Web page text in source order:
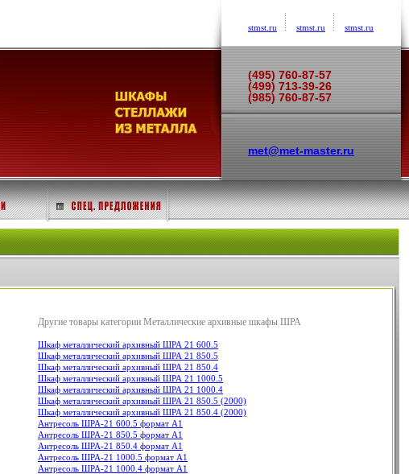
stmst.ru stmst.ru stmst.ru
(495) 760-87-57
(499) 713-39-26
(985) 760-87-57
met@met-master.ru
Другие товары категории Металлические архивные шкафы ШРА
Шкаф металлический архивный ШРА 21 600.5
Шкаф металлический архивный ШРА 21 850.5
Шкаф металлический архивный ШРА 21 850.4
Шкаф металлический архивный ШРА 21 1000.5
Шкаф металлический архивный ШРА 21 1000.4
Шкаф металлический архивный ШРА 21 850.5 (2000)
Шкаф металлический архивный ШРА 21 850.4 (2000)
Антресоль ШРА-21 600.5 формат А1
Антресоль ШРА-21 850.5 формат А1
Антресоль ШРА-21 850.4 формат А1
Антресоль ШРА-21 1000.5 формат А1
Антресоль ШРА-21 1000.4 формат А1